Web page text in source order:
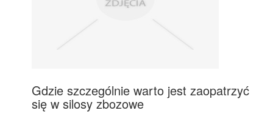
Gdzie szczególnie warto jest zaopatrzyć
się w silosy zbozowe